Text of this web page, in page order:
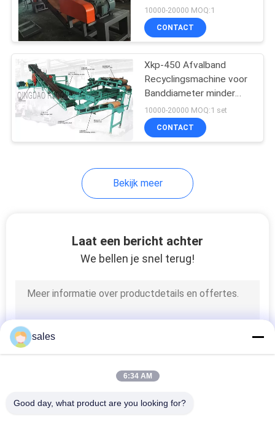
rubbertegel die
Band die Machine
genezen
het Recyclingsmateriaal
de Machinehoge
snelheid
10000-20000 MOQ:1
CONTACT
Xkp-450 Afvalband
Recyclingsmachine voor
Banddiameter minder
dan 1200mm
10000-20000 MOQ:1 set
CONTACT
Bekijk meer
Laat een bericht achter
We bellen je snel terug!
sales
6:34 AM
Good day, what product are you looking for?